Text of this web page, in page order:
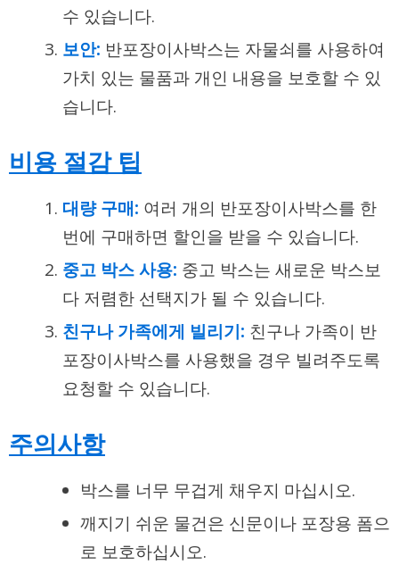
수 있습니다.
보안: 반포장이사박스는 자물쇠를 사용하여
가치 있는 물품과 개인 내용을 보호할 수 있
습니다.
비용 절감 팁
대량 구매: 여러 개의 반포장이사박스를 한
번에 구매하면 할인을 받을 수 있습니다.
중고 박스 사용: 중고 박스는 새로운 박스보
다 저렴한 선택지가 될 수 있습니다.
친구나 가족에게 빌리기: 친구나 가족이 반
포장이사박스를 사용했을 경우 빌려주도록
요청할 수 있습니다.
주의사항
박스를 너무 무겁게 채우지 마십시오.
깨지기 쉬운 물건은 신문이나 포장용 폼으
로 보호하십시오.